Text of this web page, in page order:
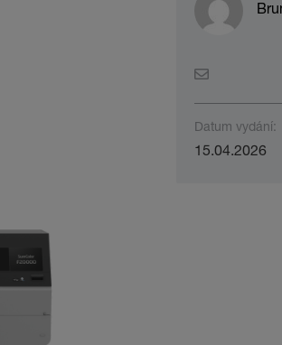
Datum vydání:
15.04.2026